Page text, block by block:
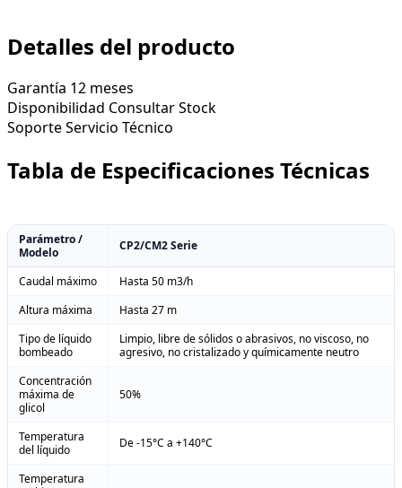
Detalles del producto
Garantía 12 meses
Disponibilidad Consultar Stock
SoporteServicio Técnico
Tabla de Especificaciones Técnicas
Parámetro /
Modelo
CP2/CM2 Serie
Caudal máximo
Hasta 50 m3/h
Altura máxima
Hasta 27 m
Tipo de líquido
bombeado
Limpio, libre de sólidos o abrasivos, no viscoso, no
agresivo, no cristalizado y químicamente neutro
Concentración
máxima de
glicol
50%
Temperatura
del líquido
De -15°C a +140°C
Temperatura